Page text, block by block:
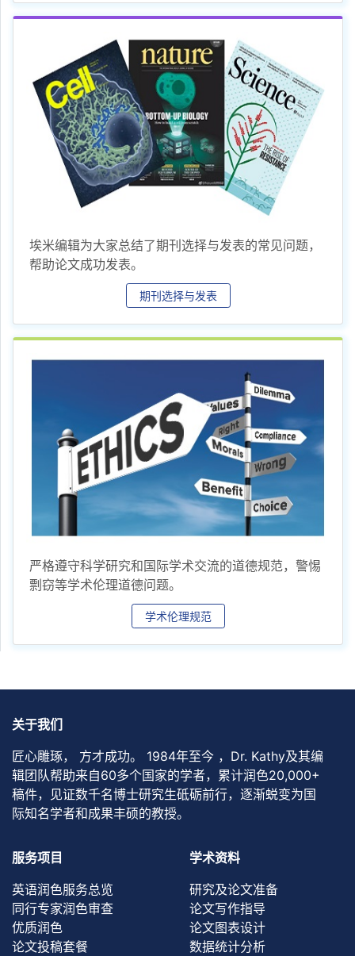
埃米编辑为大家总结了期刊选择与发表的常见问题，
帮助论文成功发表。
期刊选择与发表
严格遵守科学研究和国际学术交流的道德规范，警惕
剽窃等学术伦理道德问题。
学术伦理规范
关于我们
匠心雕琢， 方才成功。 1984年至今 ，Dr. Kathy及其编
辑团队帮助来自60多个国家的学者，累计润色20,000+
稿件，见证数千名博士研究生砥砺前行，逐渐蜕变为国
际知名学者和成果丰硕的教授。
服务项目
英语润色服务总览
同行专家润色审查
优质润色
论文投稿套餐
学术资料
研究及论文准备
论文写作指导
论文图表设计
数据统计分析